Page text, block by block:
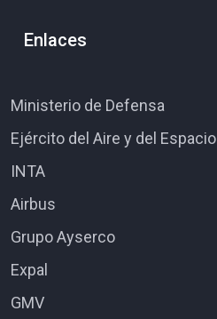
Enlaces
Ministerio de Defensa
Ejército del Aire y del Espacio
INTA
Airbus
Grupo Ayserco
Expal
GMV